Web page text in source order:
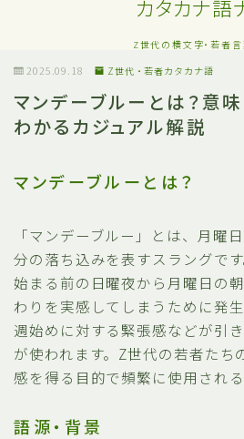
カタカナ語
Z世代の横文字・若者
MENU
Z世代・若者カタカナ語
ネット・SNS用語
恋愛・人間関係のカタカナ語
日常でよく聞く流行語
略語・造語
2025.09.18 Z世代・若者カタカナ語
マンデーブルーとは？意味
わかるカジュアル解説
マンデーブルーとは？
「マンデーブルー」とは、月曜
分の落ち込みを表すスラングで
始まる前の日曜夜から月曜日の
わりを実感してしまうために発
週始めに対する緊張感などが引
が使われます。Z世代の若者たち
感を得る目的で頻繁に使用される
語源・背景